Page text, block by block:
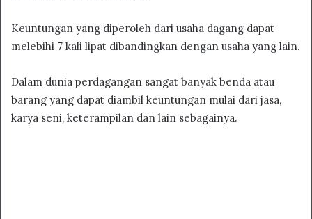
Keuntungan yang diperoleh dari usaha dagang dapat
melebihi 7 kali lipat dibandingkan dengan usaha yang lain.
Dalam dunia perdagangan sangat banyak benda atau
barang yang dapat diambil keuntungan mulai dari jasa,
karya seni, keterampilan dan lain sebagainya.